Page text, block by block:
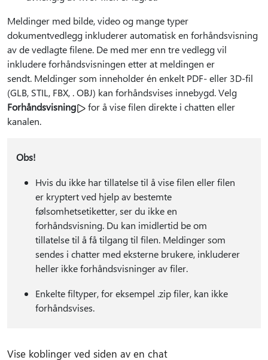
Meldinger med bilde, video og mange typer
dokumentvedlegg inkluderer automatisk en forhåndsvisning
av de vedlagte filene. De med mer enn tre vedlegg vil
inkludere forhåndsvisningen etter at meldingen er
sendt. Meldinger som inneholder én enkelt PDF- eller 3D-fil
(GLB, STIL, FBX, . OBJ) kan forhåndsvises innebygd. Velg
Forhåndsvisning
for å vise filen direkte i chatten eller
kanalen.
Obs!
Hvis du ikke har tillatelse til å vise filen eller filen
er kryptert ved hjelp av bestemte
følsomhetsetiketter, ser du ikke en
forhåndsvisning. Du kan imidlertid be om
tillatelse til å få tilgang til filen. Meldinger som
sendes i chatter med eksterne brukere, inkluderer
heller ikke forhåndsvisninger av filer.
Enkelte filtyper, for eksempel .zip filer, kan ikke
forhåndsvises.
Vise koblinger ved siden av en chat